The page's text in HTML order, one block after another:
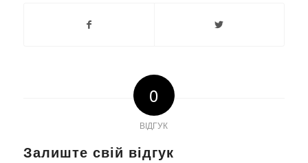
0
ВІДГУК
Залиште свій відгук